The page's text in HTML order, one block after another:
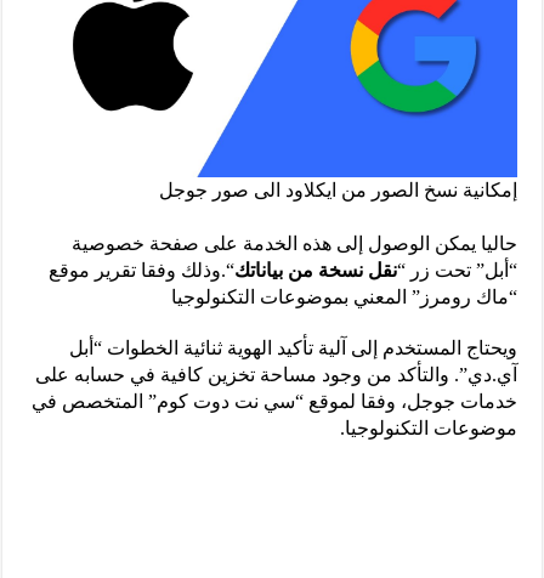
إمكانية نسخ الصور من ايكلاود الى صور جوجل
حاليا يمكن الوصول إلى هذه الخدمة على صفحة خصوصية
“أبل” تحت زر “نقل نسخة من بياناتك“.وذلك وفقا تقرير موقع
“ماك رومرز” المعني بموضوعات التكنولوجيا
ويحتاج المستخدم إلى آلية تأكيد الهوية ثنائية الخطوات “أبل
آي.دي”. والتأكد من وجود مساحة تخزين كافية في حسابه على
خدمات جوجل، وفقا لموقع “سي نت دوت كوم” المتخصص في
موضوعات التكنولوجيا.